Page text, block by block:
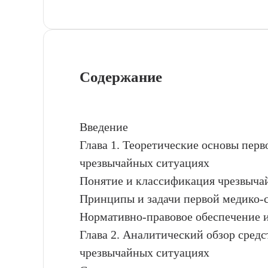
Содержание
Введение
Глава 1. Теоретические основы
чрезвычайных ситуациях
Понятие и классификация
Принципы и задачи первой
Нормативно-правовое
Глава 2. Аналитический обзор
чрезвычайных ситуациях